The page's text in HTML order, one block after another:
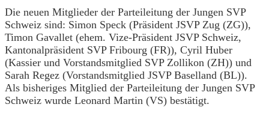
Die neuen Mitglieder der Parteileitung der Jungen SVP
Schweiz sind: Simon Speck (Präsident JSVP Zug (ZG)),
Timon Gavallet (ehem. Vize-Präsident JSVP Schweiz,
Kantonalpräsident SVP Fribourg (FR)), Cyril Huber
(Kassier und Vorstandsmitglied SVP Zollikon (ZH)) und
Sarah Regez (Vorstandsmitglied JSVP Baselland (BL)).
Als bisheriges Mitglied der Parteileitung der Jungen SVP
Schweiz wurde Leonard Martin (VS) bestätigt.